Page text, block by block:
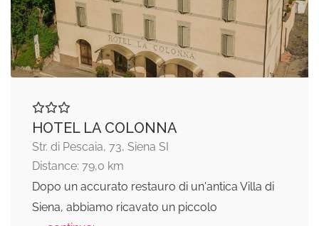
HOTEL LA COLONNA
Str. di Pescaia, 73, Siena SI
Distance: 79,0 km
Dopo un accurato restauro di un'antica Villa di
Siena, abbiamo ricavato un piccolo